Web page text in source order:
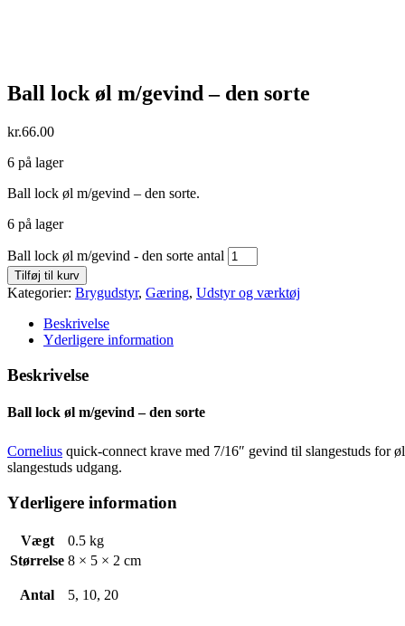
Ball lock øl m/gevind – den sorte
kr.66.00
6 på lager
Ball lock øl m/gevind – den sorte.
6 på lager
Ball lock øl m/gevind - den sorte antal
Tilføj til kurv
Kategorier: Brygudstyr, Gæring, Udstyr og værktøj
Beskrivelse
Yderligere information
Beskrivelse
Ball lock øl m/gevind – den sorte
Cornelius quick-connect krave med 7/16″ gevind til slangestuds for øl
slangestuds udgang.
Yderligere information
Vægt
0.5 kg
Størrelse 8 × 5 × 2 cm
Antal 5, 10, 20